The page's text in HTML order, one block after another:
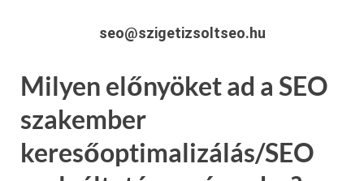
seo@szigetizsoltseo.hu
Milyen előnyöket ad a SEO
szakember
keresőoptimalizálás/SEO